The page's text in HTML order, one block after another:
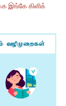
இங்கே கிளிக்